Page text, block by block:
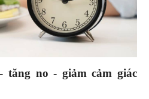
tăng no - giảm cảm giác